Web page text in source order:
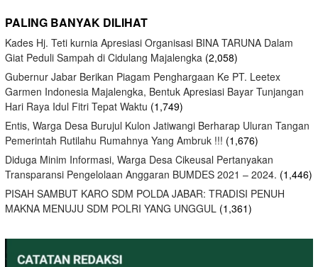
PALING BANYAK DILIHAT
Kades Hj. Teti kurnia Apresiasi Organisasi BINA TARUNA Dalam
Giat Peduli Sampah di Cidulang Majalengka (2,058)
Gubernur Jabar Berikan Piagam Penghargaan Ke PT. Leetex
Garmen Indonesia Majalengka, Bentuk Apresiasi Bayar Tunjangan
Hari Raya Idul Fitri Tepat Waktu (1,749)
Entis, Warga Desa Burujul Kulon Jatiwangi Berharap Uluran Tangan
Pemerintah Rutilahu Rumahnya Yang Ambruk !!! (1,676)
Diduga Minim Informasi, Warga Desa Cikeusal Pertanyakan
Transparansi Pengelolaan Anggaran BUMDES 2021 – 2024. (1,446)
PISAH SAMBUT KARO SDM POLDA JABAR: TRADISI PENUH
MAKNA MENUJU SDM POLRI YANG UNGGUL (1,361)